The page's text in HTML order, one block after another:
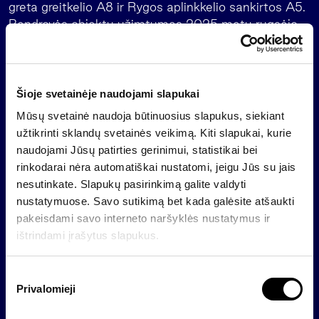
Šioje svetainėje naudojami slapukai
Mūsų svetainė naudoja būtinuosius slapukus, siekiant
užtikrinti sklandų svetainės veikimą. Kiti slapukai, kurie
naudojami Jūsų patirties gerinimui, statistikai bei
rinkodarai nėra automatiškai nustatomi, jeigu Jūs su jais
nesutinkate. Slapukų pasirinkimą galite valdyti
nustatymuose. Savo sutikimą bet kada galėsite atšaukti
pakeisdami savo interneto naršyklės nustatymus ir
ištrindami įrašytus slapukus.
Privalomieji
greta greitkelio A8 ir Rygos aplinkkelio sankirtos A5.
Bendrovės objektų užimtumas 2025 metų rugsėjo
Šiuo metu „INVL Baltic Real Estate“ valdomo
nekilnojamojo turto plotas – 19,6 tūkst. kv. m., o
nekilnojamo turto vertė 2025 metų rugsėjo
pabaigoje buvo 47,4 mln. eurų.
Nuo bendrovės, kaip kolektyvinio investavimo
subjekto, veiklos pradžios (2016 m. gruodžio 22 d.)
„INVL Baltic Real Estate“ yra vienas didžiausią
stabilią grąžą uždirbančių Baltijos šalyse
nekilnojamojo turto fondų, prieinamų mažmeniniams
investuotojams. „INVL Baltic Real Estate“
„INVL Baltic Real Estate“ veikia kaip uždaro tipo